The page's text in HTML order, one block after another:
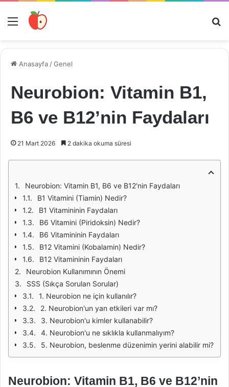
Menü
Anasayfa /Genel
Neurobion: Vitamin B1,
B6 ve B12’nin Faydaları
21 Mart 2026 2 dakika okuma süresi
Neurobion: Vitamin B1, B6 ve B12'nin Faydaları
B1 Vitamini (Tiamin) Nedir?
B1 Vitamininin Faydaları
B6 Vitamini (Piridoksin) Nedir?
B6 Vitamininin Faydaları
B12 Vitamini (Kobalamin) Nedir?
B12 Vitamininin Faydaları
Neurobion Kullanımının Önemi
SSS (Sıkça Sorulan Sorular)
1. Neurobion ne için kullanılır?
2. Neurobion'un yan etkileri var mı?
3. Neurobion'u kimler kullanabilir?
4. Neurobion'u ne sıklıkla kullanmalıyım?
5. Neurobion, beslenme düzenimin yerini alabilir mi?
Neurobion: Vitamin B1, B6 ve B12’nin